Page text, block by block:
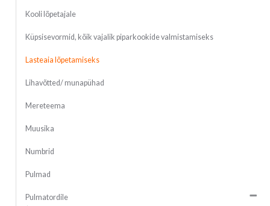
Kooli lõpetajale
Küpsisevormid, kõik vajalik piparkookide valmistamiseks
Lasteaia lõpetamiseks
Lihavõtted/ munapühad
Mereteema
Muusika
Numbrid
Pulmad
Pulmatordile